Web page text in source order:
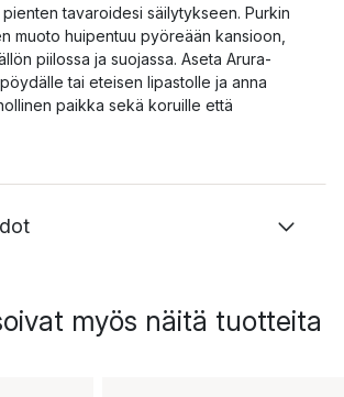
tavaroidesi säilytykseen. Purkin
muoto huipentuu pyöreään kansioon,
piilossa ja suojassa. Aseta Arura-
tai eteisen lipastolle ja anna
paikka sekä koruille että
myös näitä tuotteita